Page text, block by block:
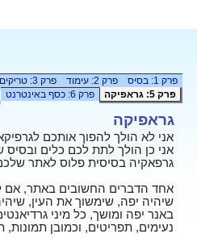
פרק 1: בסיס פרק 2: עימוד פרק 3: טריקים
פרק 5: גראפיקה
פרק 6: כסף באינטרנט
גראפיקה
אני לא הולך להפוך אותכם
אני כן הולך לתת לכם כלים ובסיס
גרפאקיה בסיסית פלוס לאתר
אחד הדברים החשובים באתר, אם
שיהיה יפה, שימשוך את העין,
באנר יפה ומושך, כל מיני
נעימים, תפריטים, וכמובן